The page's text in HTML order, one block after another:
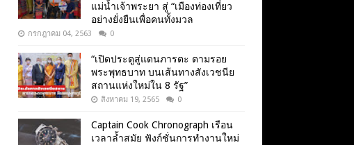
แม่น้ำเจ้าพระยา สู่ “เมืองท่องเที่ยว
อย่างยั่งยืนเพื่อคนทั้งมวล
กรกฎาคม 04, 2563 0
“เปิดประตูสู่แดนภารตะ ตามรอย
พระพุทธบาท บนเส้นทางสังเวชนีย
สถานแห่งใหม่ใน 8 รัฐ”
สิงหาคม 19, 2565 0
Captain Cook Chronograph เรือน
เวลาล้ำสมัย ฟังก์ชั่นการทำงานใหม่